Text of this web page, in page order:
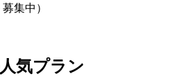
募集中）
気プラン